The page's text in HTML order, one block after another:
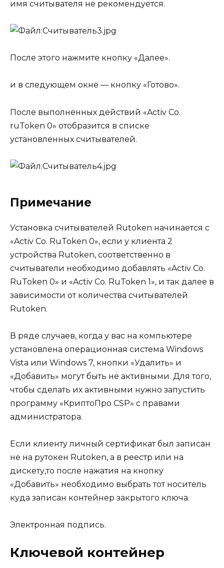
имя считывателя не рекомендуется.
После этого нажмите кнопку «Далее».
и в следующем окне — кнопку «Готово».
После выполненных действий «Activ Co.
ruToken 0» отобразится в списке
установленных считывателей.
Примечание
Установка считывателей Rutoken начинается с
«Activ Co. RuToken 0», если у клиента 2
устройства Rutoken, соответственно в
считыватели необходимо добавлять «Activ Co.
RuToken 0» и «Activ Co. RuToken 1», и так далее в
зависимости от количества считывателей
Rutoken.
В ряде случаев, когда у вас на компьютере
установлена операционная система Windows
Vista или Windows 7, кнопки «Удалить» и
«Добавить» могут быть не активными. Для того,
чтобы сделать их активными нужно запустить
программу «КриптоПро CSP» с правами
администратора.
Если клиенту личный сертификат был записан
не на рутокен Rutoken, а в реестр или на
дискету,то после нажатия на кнопку
«Добавить» необходимо выбрать тот носитель
куда записан контейнер закрытого ключа.
Электронная подпись.
Ключевой контейнер